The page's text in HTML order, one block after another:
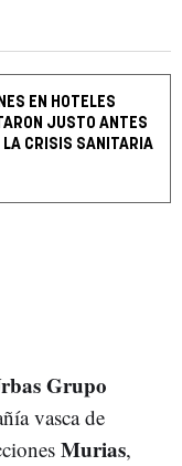
EN HOTELES
JUSTO ANTES
LA CRISIS SANITARIA
Grupo
vasca de
Murias,